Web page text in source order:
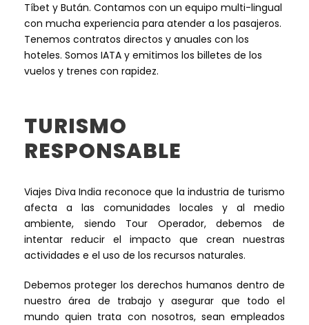
Tíbet y Bután. Contamos con un equipo multi-lingual
con mucha experiencia para atender a los pasajeros.
Tenemos contratos directos y anuales con los
hoteles. Somos IATA y emitimos los billetes de los
vuelos y trenes con rapidez.
TURISMO
RESPONSABLE
Viajes Diva India reconoce que la industria de turismo
afecta a las comunidades locales y al medio
ambiente, siendo Tour Operador, debemos de
intentar reducir el impacto que crean nuestras
actividades e el uso de los recursos naturales.
Debemos proteger los derechos humanos dentro de
nuestro área de trabajo y asegurar que todo el
mundo quien trata con nosotros, sean empleados